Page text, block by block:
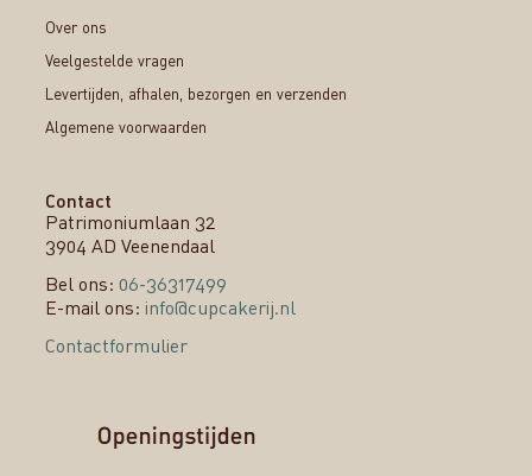
Over ons
Veelgestelde vragen
Levertijden, afhalen, bezorgen en verzenden
Algemene voorwaarden
Contact
Patrimoniumlaan 32
3904 AD Veenendaal
Bel ons: 06-36317499
E-mail ons: info@cupcakerij.nl
Contactformulier